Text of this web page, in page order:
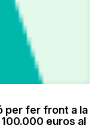
per fer front a la
euros al